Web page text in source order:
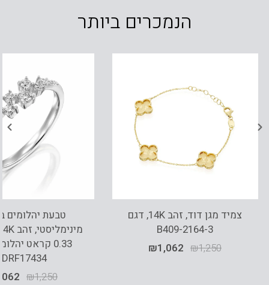
הנמכרים ביותר
צמיד מגן דוד, זהב 14K, דגם
B409-2164-3
₪1,250
₪1,062
טבעת יהלומים
0.33 קראט
₪1,250